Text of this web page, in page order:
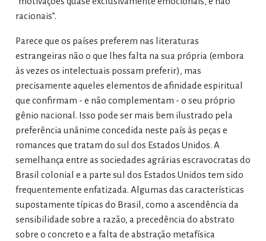
racionais”.
Parece que os países preferem nas literaturas
estrangeiras não o que lhes falta na sua própria (embora
às vezes os intelectuais possam preferir), mas
precisamente aqueles elementos de afinidade espiritual
que confirmam - e não complementam - o seu próprio
gênio nacional. Isso pode ser mais bem ilustrado pela
preferência unânime concedida neste país às peças e
romances que tratam do sul dos Estados Unidos. A
semelhança entre as sociedades agrárias escravocratas do
Brasil colonial e a parte sul dos Estados Unidos tem sido
frequentemente enfatizada. Algumas das características
supostamente típicas do Brasil, como a ascendência da
sensibilidade sobre a razão, a precedência do abstrato
sobre o concreto e a falta de abstração metafísica